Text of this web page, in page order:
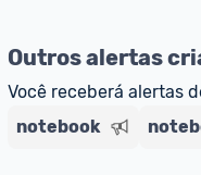
- É necessário ter o
MagaluPay;
- Caso você não
- Você pode
Outros alertas
Você receberá alertas
notebook